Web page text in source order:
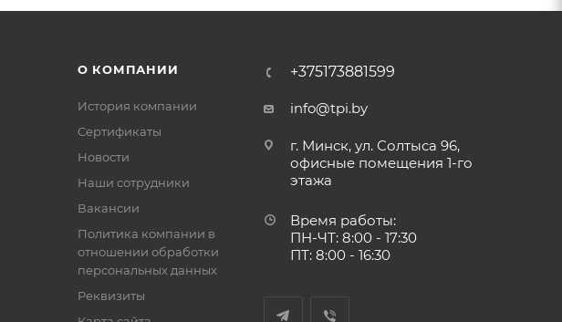
О КОМПАНИИ
История компании
Сертификаты
Новости
Наши сотрудники
Вакансии
Политика компании в
отношении обработки
персональных данных
Реквизиты
+375173881599
info@tpi.by
г. Минск, ул. Солтыса 96,
офисные помещения 1-го
этажа
Время работы:
ПН-ЧТ: 8:00 - 17:30
ПТ: 8:00 - 16:30